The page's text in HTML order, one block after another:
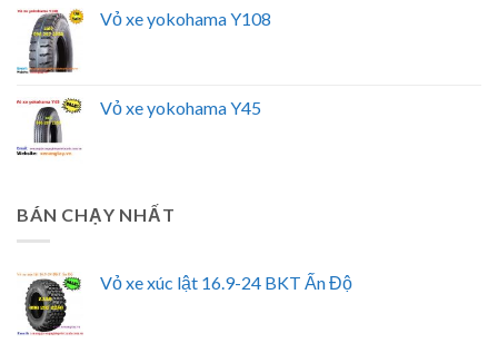
Vỏ xe yokohama Y108
Vỏ xe yokohama Y45
BÁN CHẠY NHẤT
Vỏ xe xúc lật 16.9-24 BKT Ấn Độ